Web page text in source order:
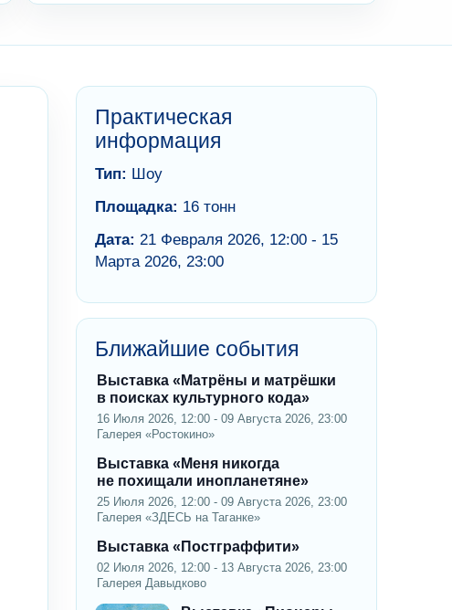
Практическая
информация
Тип: Шоу
Площадка: 16 тонн
Дата: 21 Февраля 2026, 12:00 - 15
Марта 2026, 23:00
Ближайшие события
Выставка «Матрёны и матрёшки
в поисках культурного кода»
16 Июля 2026, 12:00 - 09 Августа 2026, 23:00
Галерея «Ростокино»
Выставка «Меня никогда
не похищали инопланетяне»
25 Июля 2026, 12:00 - 09 Августа 2026, 23:00
Галерея «ЗДЕСЬ на Таганке»
Выставка «Постграффити»
02 Июля 2026, 12:00 - 13 Августа 2026, 23:00
Галерея Давыдково